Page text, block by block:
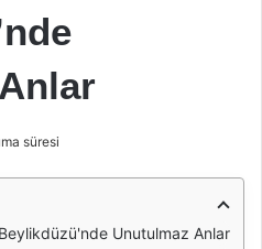
süresi
Unutulmaz Anlar